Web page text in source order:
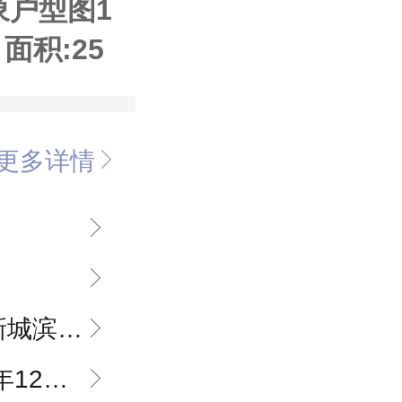
户型图1
积:25
多详情
学区资源丰富
30日